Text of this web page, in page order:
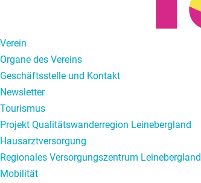
Verein
Organe des Vereins
Geschäftsstelle und Kontakt
Newsletter
Tourismus
Projekt Qualitätswanderregion Leinebergland
Hausarztversorgung
Regionales Versorgungszentrum Leinebergland
Mobilität